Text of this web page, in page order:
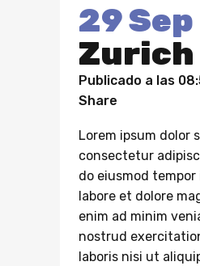
29 Sep
Zurich
Publicado a las
Share
Lorem ipsum dolor
consectetur
do eiusmod
labore et dolore
enim ad minim
nostrud
laboris nisi ut